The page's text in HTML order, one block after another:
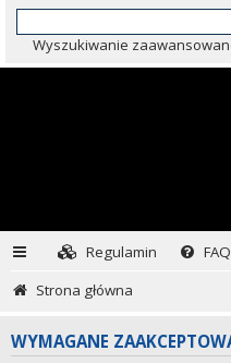
Wyszukiwanie
Regulamin
FAQ
Strona główna
WYMAGANE